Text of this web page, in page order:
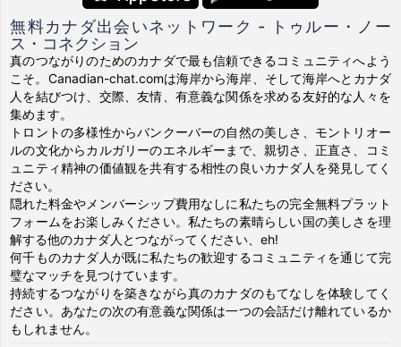
無料カナダ出会いネットワーク - トゥルー・ノー
ス・コネクション
真のつながりのためのカナダで最も信頼できるコミュニティへよう
こそ。Canadian-chat.comは海岸から海岸、そして海岸へとカナダ
人を結びつけ、交際、友情、有意義な関係を求める友好的な人々を
集めます。
トロントの多様性からバンクーバーの自然の美しさ、モントリオー
ルの文化からカルガリーのエネルギーまで、親切さ、正直さ、コミ
ュニティ精神の価値観を共有する相性の良いカナダ人を発見してく
ださい。
隠れた料金やメンバーシップ費用なしに私たちの完全無料プラット
フォームをお楽しみください。私たちの素晴らしい国の美しさを理
解する他のカナダ人とつながってください、eh!
何千ものカナダ人が既に私たちの歓迎するコミュニティを通じて完
璧なマッチを見つけています。
持続するつながりを築きながら真のカナダのもてなしを体験してく
ださい。あなたの次の有意義な関係は一つの会話だけ離れているか
もしれません。